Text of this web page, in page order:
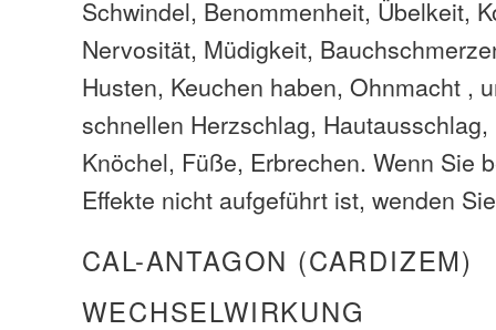
Schwindel, Benommenheit, Übelkeit,
Nervosität, Müdigkeit,
Husten, Keuchen haben, Ohnmacht ,
schnellen Herzschlag,
Knöchel, Füße, Erbrechen. Wenn Sie
Effekte nicht aufgeführt ist, wenden
CAL-ANTAGON (CARDIZEM)
WECHSELWIRKUNG